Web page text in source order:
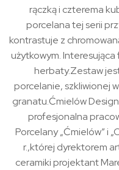
rączką i czterema
porcelana tej serii
kontrastuje z
użytkowym.
herbaty.Zestaw
porcelanie, szkliwionej
granatu.Ćmielów
profesjonalna
Porcelany „Ćmielów” i
r.,której dyrektorem
ceramiki projektant